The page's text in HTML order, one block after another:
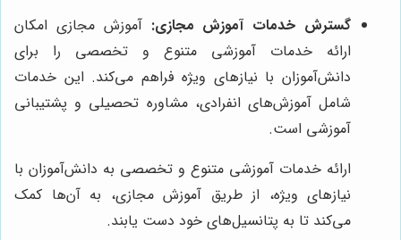
گسترش خدمات آموزش مجازی: آموزش مجازی امکان
ارائه خدمات آموزشی متنوع و تخصصی را برای
دانش‌آموزان با نیازهای ویژه فراهم می‌کند. این خدمات
شامل آموزش‌های انفرادی، مشاوره تحصیلی و پشتیبانی
آموزشی است.
ارائه خدمات آموزشی متنوع و تخصصی به دانش‌آموزان با
نیازهای ویژه، از طریق آموزش مجازی، به آن‌ها کمک
می‌کند تا به پتانسیل‌های خود دست یابند.